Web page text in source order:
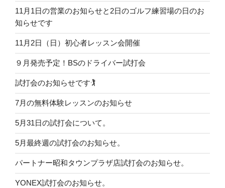
11月1日の営業のお知らせと2日のゴルフ練習場の日のお
知らせです
11月2日（日）初心者レッスン会開催
９月発売予定！BSのドライバー試打会
試打会のお知らせです🏌️
7月の無料体験レッスンのお知らせ
5月31日の試打会について。
5月最終週の試打会のお知らせ。
パートナー昭和タウンプラザ店試打会のお知らせ。
YONEX試打会のお知らせ。